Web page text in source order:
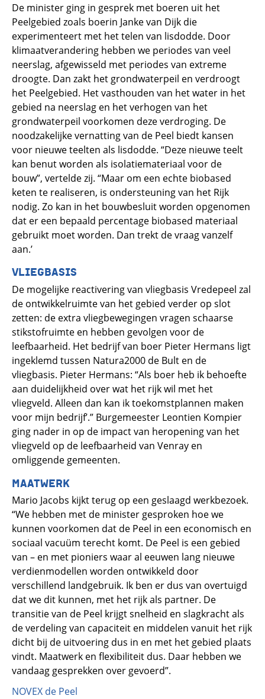
De minister ging in gesprek met boeren uit het
Peelgebied zoals boerin Janke van Dijk die
experimenteert met het telen van lisdodde. Door
klimaatverandering hebben we periodes van veel
neerslag, afgewisseld met periodes van extreme
droogte. Dan zakt het grondwaterpeil en verdroogt
het Peelgebied. Het vasthouden van het water in het
gebied na neerslag en het verhogen van het
grondwaterpeil voorkomen deze verdroging. De
noodzakelijke vernatting van de Peel biedt kansen
voor nieuwe teelten als lisdodde. “Deze nieuwe teelt
kan benut worden als isolatiemateriaal voor de
bouw”, vertelde zij. “Maar om een echte biobased
keten te realiseren, is ondersteuning van het Rijk
nodig. Zo kan in het bouwbesluit worden opgenomen
dat er een bepaald percentage biobased materiaal
gebruikt moet worden. Dan trekt de vraag vanzelf
aan.’
VLIEGBASIS
De mogelijke reactivering van vliegbasis Vredepeel zal
de ontwikkelruimte van het gebied verder op slot
zetten: de extra vliegbewegingen vragen schaarse
stikstofruimte en hebben gevolgen voor de
leefbaarheid. Het bedrijf van boer Pieter Hermans ligt
ingeklemd tussen Natura2000 de Bult en de
vliegbasis. Pieter Hermans: “Als boer heb ik behoefte
aan duidelijkheid over wat het rijk wil met het
vliegveld. Alleen dan kan ik toekomstplannen maken
voor mijn bedrijf’.” Burgemeester Leontien Kompier
ging nader in op de impact van heropening van het
vliegveld op de leefbaarheid van Venray en
omliggende gemeenten.
MAATWERK
Mario Jacobs kijkt terug op een geslaagd werkbezoek.
“We hebben met de minister gesproken hoe we
kunnen voorkomen dat de Peel in een economisch en
sociaal vacuüm terecht komt. De Peel is een gebied
van – en met pioniers waar al eeuwen lang nieuwe
verdienmodellen worden ontwikkeld door
verschillend landgebruik. Ik ben er dus van overtuigd
dat we dit kunnen, met het rijk als partner. De
transitie van de Peel krijgt snelheid en slagkracht als
de verdeling van capaciteit en middelen vanuit het rijk
dicht bij de uitvoering dus in en met het gebied plaats
vindt. Maatwerk en flexibiliteit dus. Daar hebben we
vandaag gesprekken over gevoerd”.
NOVEX de Peel